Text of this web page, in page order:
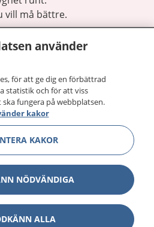
vill må bättre.
Visa
Visa
använder
för att ge dig en förbättrad
statistik och för att viss
fungera på webbplatsen.
kakor
KAKOR
NÖDVÄNDIGA
ALLA